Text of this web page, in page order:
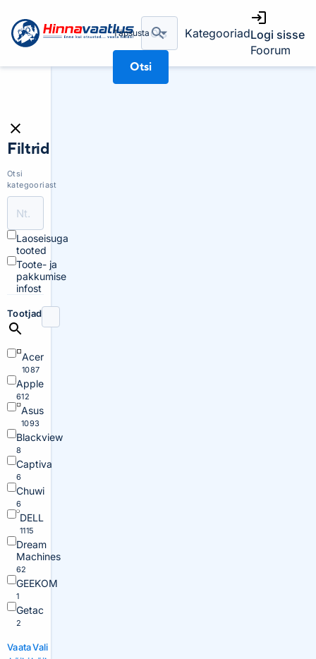
Täpsusta
Otsi
KategooriadLogi sisse
Foorum
Filtrid
Otsi
kategooriast
Laoseisuga
tooted
Toote- ja
pakkumise
infost
Tootjad
Acer
1087
Apple
612
Asus
1093
Blackview
8
Captiva
6
Chuwi
6
DELL
1115
Dream
Machines
62
GEEKOM
1
Getac
2
VaataVali